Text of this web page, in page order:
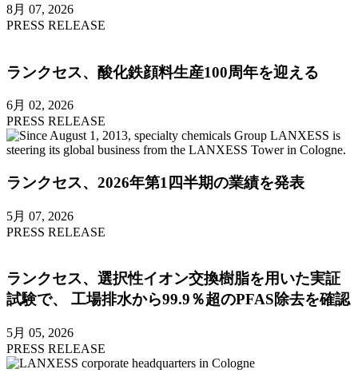
8月 07, 2026
PRESS RELEASE
ランクセス、酸化鉄顔料生産100周年を迎える
6月 02, 2026
PRESS RELEASE
ランクセス、2026年第1四半期の業績を発表
5月 07, 2026
PRESS RELEASE
ランクセス、選択性イオン交換樹脂を用いた実証
試験で、 工場排水から99.9％超のPFAS除去を確認
5月 05, 2026
PRESS RELEASE